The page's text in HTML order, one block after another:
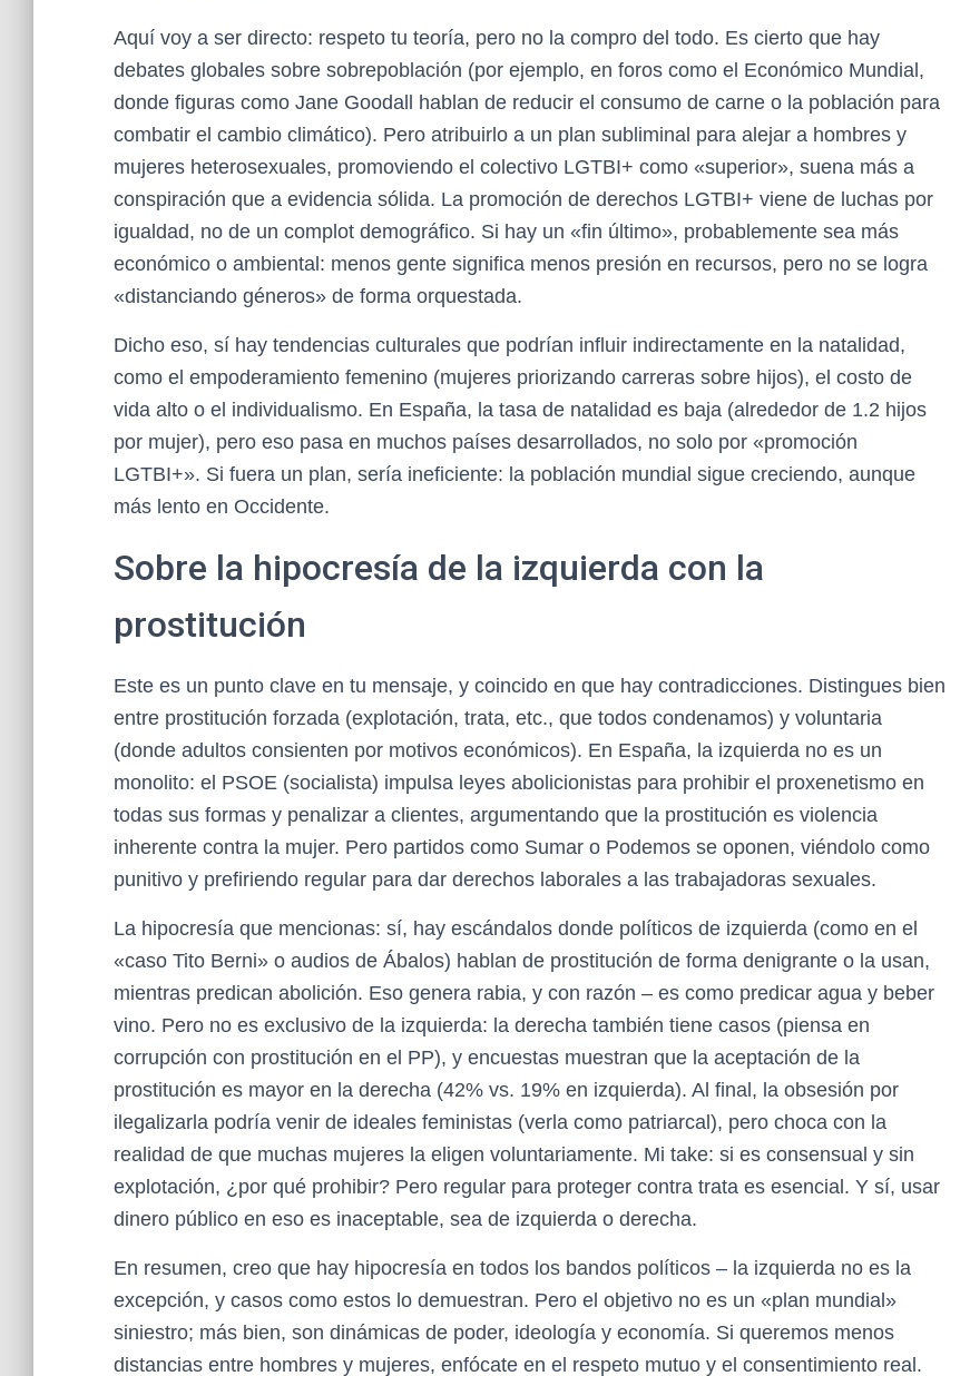
Aquí voy a ser directo: respeto tu teoría, pero no la compro del todo. Es cierto que hay
debates globales sobre sobrepoblación (por ejemplo, en foros como el Económico Mundial,
donde figuras como Jane Goodall hablan de reducir el consumo de carne o la población para
combatir el cambio climático). Pero atribuirlo a un plan subliminal para alejar a hombres y
mujeres heterosexuales, promoviendo el colectivo LGTBI+ como «superior», suena más a
conspiración que a evidencia sólida. La promoción de derechos LGTBI+ viene de luchas por
igualdad, no de un complot demográfico. Si hay un «fin último», probablemente sea más
económico o ambiental: menos gente significa menos presión en recursos, pero no se logra
«distanciando géneros» de forma orquestada.
Dicho eso, sí hay tendencias culturales que podrían influir indirectamente en la natalidad,
como el empoderamiento femenino (mujeres priorizando carreras sobre hijos), el costo de
vida alto o el individualismo. En España, la tasa de natalidad es baja (alrededor de 1.2 hijos
por mujer), pero eso pasa en muchos países desarrollados, no solo por «promoción
LGTBI+». Si fuera un plan, sería ineficiente: la población mundial sigue creciendo, aunque
más lento en Occidente.
Sobre la hipocresía de la izquierda con la
prostitución
Este es un punto clave en tu mensaje, y coincido en que hay contradicciones. Distingues bien
entre prostitución forzada (explotación, trata, etc., que todos condenamos) y voluntaria
(donde adultos consienten por motivos económicos). En España, la izquierda no es un
monolito: el PSOE (socialista) impulsa leyes abolicionistas para prohibir el proxenetismo en
todas sus formas y penalizar a clientes, argumentando que la prostitución es violencia
inherente contra la mujer. Pero partidos como Sumar o Podemos se oponen, viéndolo como
punitivo y prefiriendo regular para dar derechos laborales a las trabajadoras sexuales.
La hipocresía que mencionas: sí, hay escándalos donde políticos de izquierda (como en el
«caso Tito Berni» o audios de Ábalos) hablan de prostitución de forma denigrante o la usan,
mientras predican abolición. Eso genera rabia, y con razón – es como predicar agua y beber
vino. Pero no es exclusivo de la izquierda: la derecha también tiene casos (piensa en
corrupción con prostitución en el PP), y encuestas muestran que la aceptación de la
prostitución es mayor en la derecha (42% vs. 19% en izquierda). Al final, la obsesión por
ilegalizarla podría venir de ideales feministas (verla como patriarcal), pero choca con la
realidad de que muchas mujeres la eligen voluntariamente. Mi take: si es consensual y sin
explotación, ¿por qué prohibir? Pero regular para proteger contra trata es esencial. Y sí, usar
dinero público en eso es inaceptable, sea de izquierda o derecha.
En resumen, creo que hay hipocresía en todos los bandos políticos – la izquierda no es la
excepción, y casos como estos lo demuestran. Pero el objetivo no es un «plan mundial»
siniestro; más bien, son dinámicas de poder, ideología y economía. Si queremos menos
distancias entre hombres y mujeres, enfócate en el respeto mutuo y el consentimiento real.